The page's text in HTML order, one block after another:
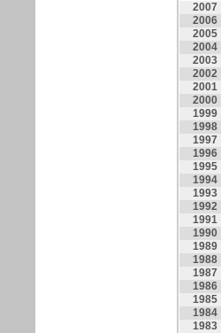
2007
2006
2005
2004
2003
2002
2001
2000
1999
1998
1997
1996
1995
1994
1993
1992
1991
1990
1989
1988
1987
1986
1985
1984
1983